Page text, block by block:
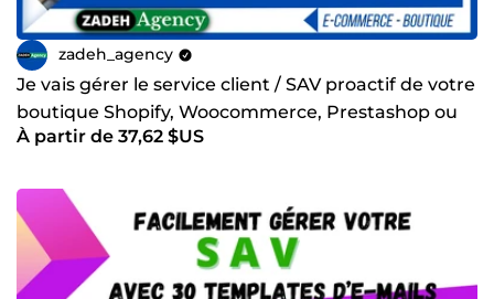
zadeh_agency
Je vais gérer le service client / SAV proactif de votre
boutique Shopify, Woocommerce, Prestashop ou
autres
À partir de 37,62 $US